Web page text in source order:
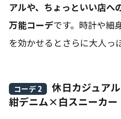
アルや、ちょっといい店へ
万能コーデです。時計や細
を効かせるとさらに大人っ
コーデ 2
休日カジュア
紺デニム×白スニーカー